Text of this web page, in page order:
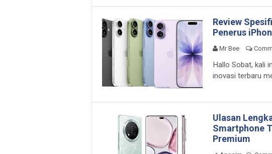
Review
Penerus
Mr Bee
Hallo Sobat, kali
inovasi terbaru
Ulasan
Smartphone
Premium